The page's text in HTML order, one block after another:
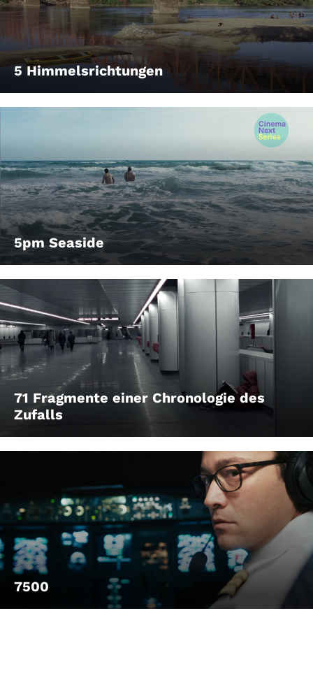
5 Himmelsrichtungen
5pm Seaside
71 Fragmente einer Chronologie des
Zufalls
7500